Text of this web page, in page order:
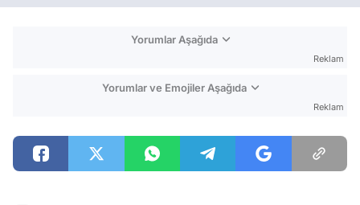
Yorumlar Aşağıda
Reklam
Yorumlar ve Emojiler Aşağıda
Reklam